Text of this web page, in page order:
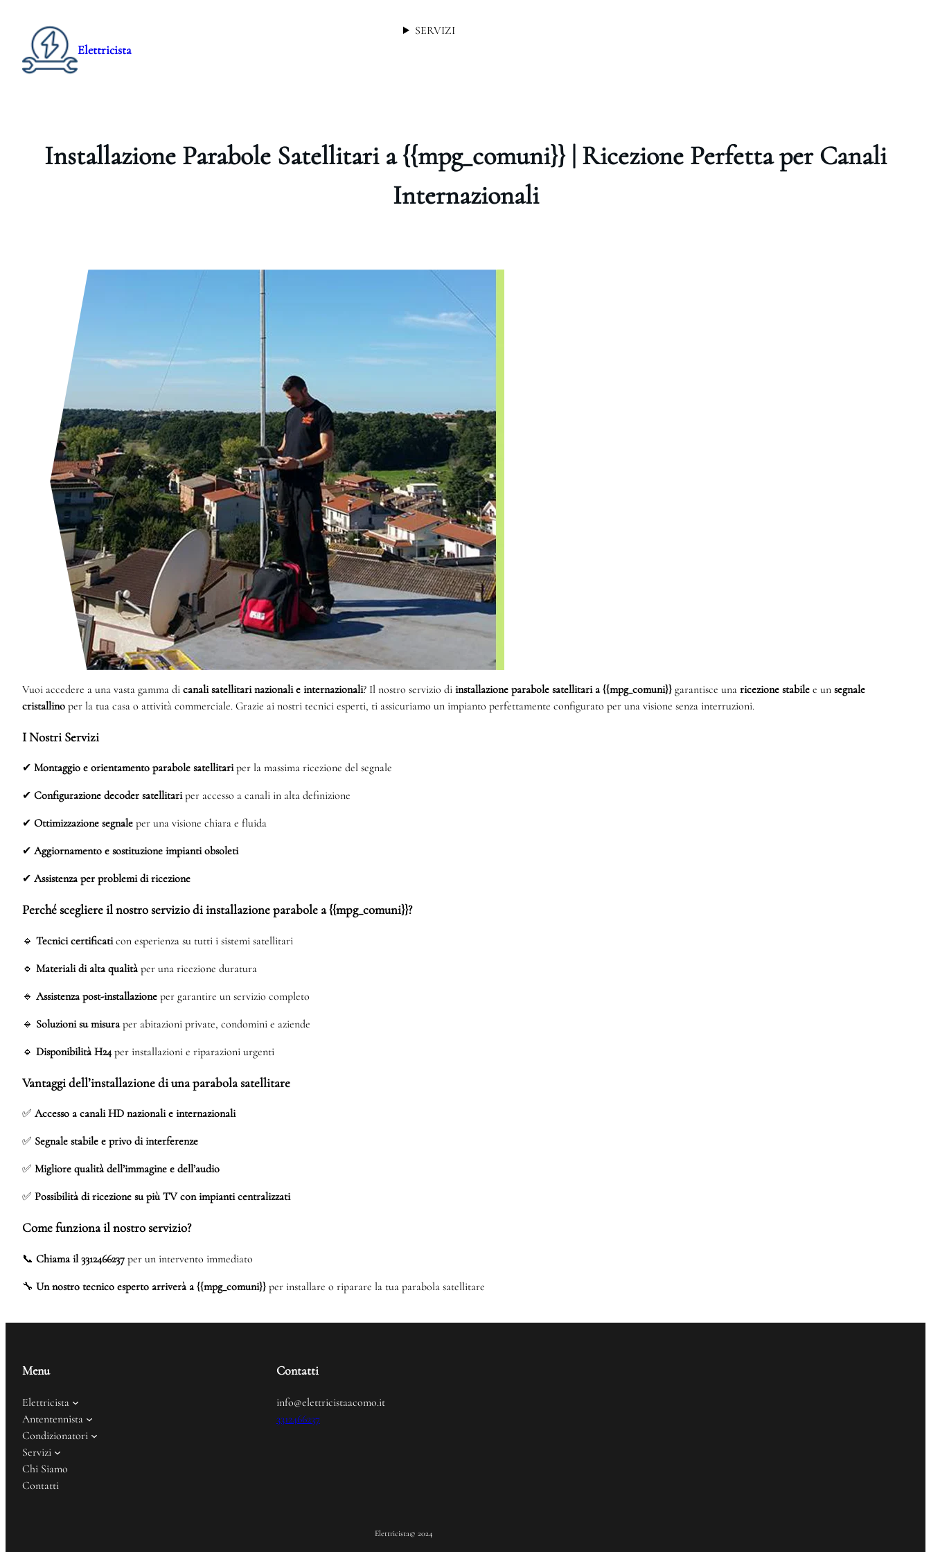
Elettricista
SERVIZI
Installazione Parabole Satellitari a {{mpg_comuni}} | Ricezione Perfetta per Canali
Internazionali
Vuoi accedere a una vasta gamma di canali satellitari nazionali e internazionali? Il nostro servizio di installazione parabole satellitari a {{mpg_comuni}} garantisce una ricezione stabile e un segnale
cristallino per la tua casa o attività commerciale. Grazie ai nostri tecnici esperti, ti assicuriamo un impianto perfettamente configurato per una visione senza interruzioni.
I Nostri Servizi
✔ Montaggio e orientamento parabole satellitariper la massima ricezione del segnale
✔ Configurazione decoder satellitariper accesso a canali in alta definizione
✔ Ottimizzazione segnale per una visione chiara e fluida
✔ Aggiornamento e sostituzione impianti obsoleti
✔ Assistenza per problemi di ricezione
Perché scegliere il nostro servizio di installazione parabole a {{mpg_comuni}}?
🔹 Tecnici certificaticon esperienza su tutti i sistemi satellitari
🔹 Materiali di alta qualitàper una ricezione duratura
🔹 Assistenza post-installazione per garantire un servizio completo
🔹 Soluzioni su misuraper abitazioni private, condomini e aziende
🔹 Disponibilità H24per installazioni e riparazioni urgenti
Vantaggi dell’installazione di una parabola satellitare
✅ Accesso a canali HD nazionali e internazionali
✅ Segnale stabile e privo di interferenze
✅ Migliore qualità dell’immagine e dell’audio
✅ Possibilità di ricezione su più TV con impianti centralizzati
Come funziona il nostro servizio?
📞 Chiama il 3312466237 per un intervento immediato
🔧 Un nostro tecnico esperto arriverà a {{mpg_comuni}} per installare o riparare la tua parabola satellitare
Menu
Elettricista
Antentennista
Condizionatori
Servizi
Chi Siamo
Contatti
Contatti
info@elettricistaacomo.it
3312466237
Elettricista© 2024